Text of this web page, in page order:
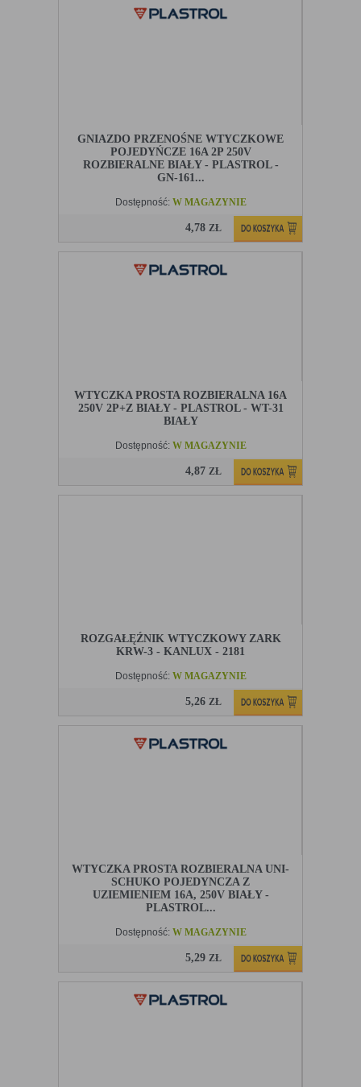
GNIAZDO PRZENOŚNE WTYCZKOWE
POJEDYŃCZE 16A 2P 250V
ROZBIERALNE BIAŁY - PLASTROL -
GN-161...
Dostępność: W MAGAZYNIE
4,78 ZŁ
WTYCZKA PROSTA ROZBIERALNA 16A
250V 2P+Z BIAŁY - PLASTROL - WT-31
BIAŁY
Dostępność: W MAGAZYNIE
4,87 ZŁ
ROZGAŁĘŹNIK WTYCZKOWY ZARK
KRW-3 - KANLUX - 2181
Dostępność: W MAGAZYNIE
5,26 ZŁ
WTYCZKA PROSTA ROZBIERALNA UNI-
SCHUKO POJEDYNCZA Z
UZIEMIENIEM 16A, 250V BIAŁY -
PLASTROL...
Dostępność: W MAGAZYNIE
5,29 ZŁ